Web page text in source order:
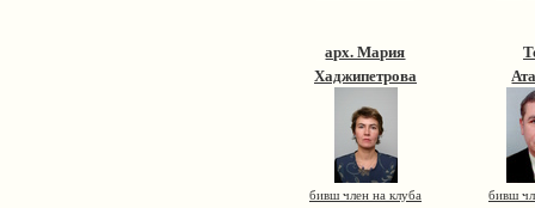
арх. Мария
Хаджипетрова
бивш член на клуба
бивш